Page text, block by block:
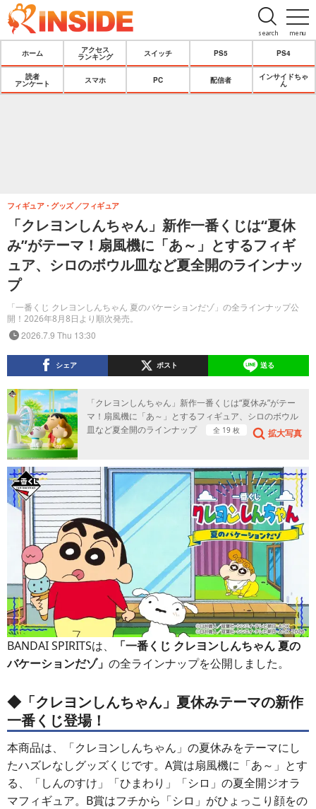
menu
search
ホーム
アクセス
ランキング
スイッチ PS5 PS4
読者
アンケート
スマホ PC 配信者
インサイドちゃ
ん
「クレヨンしんちゃん」新作一番くじは“夏休
み”がテーマ！扇風機に「あ～」とするフィギ
ュア、シロのボウル皿など夏全開のラインナッ
プ
「一番くじ クレヨンしんちゃん 夏のバケーションだゾ」の全ラインナップ公
開！2026年8月8日より順次発売。
フィギュア・グッズ フィギュア
2026.7.9 Thu 13:30
シェア ポスト 送る
「クレヨンしんちゃん」新作一番くじは“夏休み”がテー
マ！扇風機に「あ～」とするフィギュア、シロのボウル
皿など夏全開のラインナップ
全 19 枚 拡大写真
BANDAI SPIRITSは、
「一番くじ クレヨンしんちゃん 夏の
バケーションだゾ」 の全ラインナップを公開しました。
◆「クレヨンしんちゃん」夏休みテーマの新作
一番くじ登場！
本商品は、「クレヨンしんちゃん」の夏休みをテーマにし
たハズレなしグッズくじです。A賞は扇風機に「あ～」とす
る、「しんのすけ」「ひまわり」「シロ」の夏全開ジオラ
マフィギュア。B賞はフチから「シロ」がひょっこり顔をの